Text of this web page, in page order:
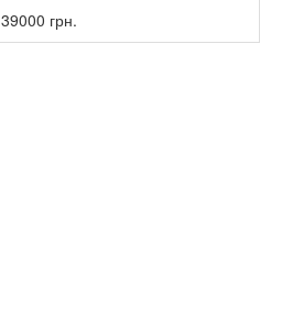
39000 грн.